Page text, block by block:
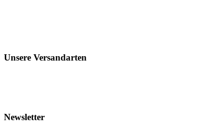
Unsere Versandarten
Newsletter